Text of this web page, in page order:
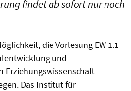
findet ab sofort nur noch
die Vorlesung EW 1.1
und
Erziehungswissenschaft
Das Institut für